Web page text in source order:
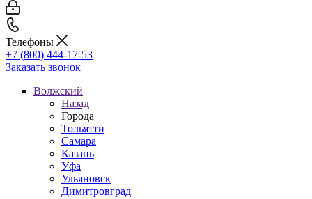
Телефоны
+7 (800) 444-17-53
Заказать звонок
Волжский
Назад
Города
Тольятти
Самара
Казань
Уфа
Ульяновск
Димитровград